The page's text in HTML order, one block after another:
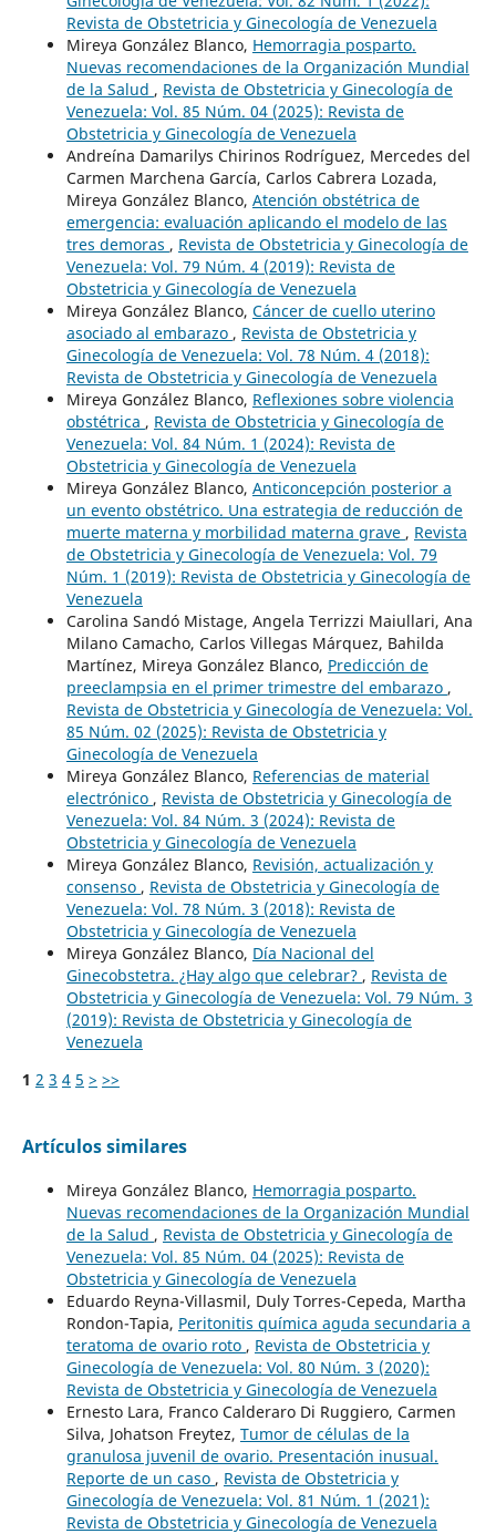
Revista de Obstetricia y Ginecología de Venezuela
Mireya González Blanco, Hemorragia posparto.
Nuevas recomendaciones de la Organización Mundial
de la Salud , Revista de Obstetricia y Ginecología de
Venezuela: Vol. 85 Núm. 04 (2025): Revista de
Obstetricia y Ginecología de Venezuela
Andreína Damarilys Chirinos Rodríguez, Mercedes del
Carmen Marchena García, Carlos Cabrera Lozada,
Mireya González Blanco, Atención obstétrica de
emergencia: evaluación aplicando el modelo de las
tres demoras , Revista de Obstetricia y Ginecología de
Venezuela: Vol. 79 Núm. 4 (2019): Revista de
Obstetricia y Ginecología de Venezuela
Mireya González Blanco, Cáncer de cuello uterino
asociado al embarazo , Revista de Obstetricia y
Ginecología de Venezuela: Vol. 78 Núm. 4 (2018):
Revista de Obstetricia y Ginecología de Venezuela
Mireya González Blanco, Reflexiones sobre violencia
obstétrica , Revista de Obstetricia y Ginecología de
Venezuela: Vol. 84 Núm. 1 (2024): Revista de
Obstetricia y Ginecología de Venezuela
Mireya González Blanco, Anticoncepción posterior a
un evento obstétrico. Una estrategia de reducción de
muerte materna y morbilidad materna grave , Revista
de Obstetricia y Ginecología de Venezuela: Vol. 79
Núm. 1 (2019): Revista de Obstetricia y Ginecología de
Venezuela
Carolina Sandó Mistage, Angela Terrizzi Maiullari, Ana
Milano Camacho, Carlos Villegas Márquez, Bahilda
Martínez, Mireya González Blanco, Predicción de
preeclampsia en el primer trimestre del embarazo ,
Revista de Obstetricia y Ginecología de Venezuela: Vol.
85 Núm. 02 (2025): Revista de Obstetricia y
Ginecología de Venezuela
Mireya González Blanco, Referencias de material
electrónico , Revista de Obstetricia y Ginecología de
Venezuela: Vol. 84 Núm. 3 (2024): Revista de
Obstetricia y Ginecología de Venezuela
Mireya González Blanco, Revisión, actualización y
consenso , Revista de Obstetricia y Ginecología de
Venezuela: Vol. 78 Núm. 3 (2018): Revista de
Obstetricia y Ginecología de Venezuela
Mireya González Blanco, Día Nacional del
Ginecobstetra. ¿Hay algo que celebrar? , Revista de
Obstetricia y Ginecología de Venezuela: Vol. 79 Núm. 3
(2019): Revista de Obstetricia y Ginecología de
Venezuela
1 2 3 4 5 > >>
Artículos similares
Mireya González Blanco, Hemorragia posparto.
Nuevas recomendaciones de la Organización Mundial
de la Salud , Revista de Obstetricia y Ginecología de
Venezuela: Vol. 85 Núm. 04 (2025): Revista de
Obstetricia y Ginecología de Venezuela
Eduardo Reyna-Villasmil, Duly Torres-Cepeda, Martha
Rondon-Tapia, Peritonitis química aguda secundaria a
teratoma de ovario roto , Revista de Obstetricia y
Ginecología de Venezuela: Vol. 80 Núm. 3 (2020):
Revista de Obstetricia y Ginecología de Venezuela
Ernesto Lara, Franco Calderaro Di Ruggiero, Carmen
Silva, Johatson Freytez, Tumor de células de la
granulosa juvenil de ovario. Presentación inusual.
Reporte de un caso , Revista de Obstetricia y
Ginecología de Venezuela: Vol. 81 Núm. 1 (2021):
Revista de Obstetricia y Ginecología de Venezuela